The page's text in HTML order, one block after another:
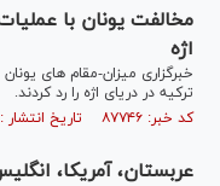
اژه
خبرگزاری میزان-مقام های
ترکیه در دریای اژه را رد کردند.
کد خبر: ۸۷۷۴۶ تاریخ انتشار : ۱۳۹۴/۰۷/۲۲
عربستان، آمریکا،